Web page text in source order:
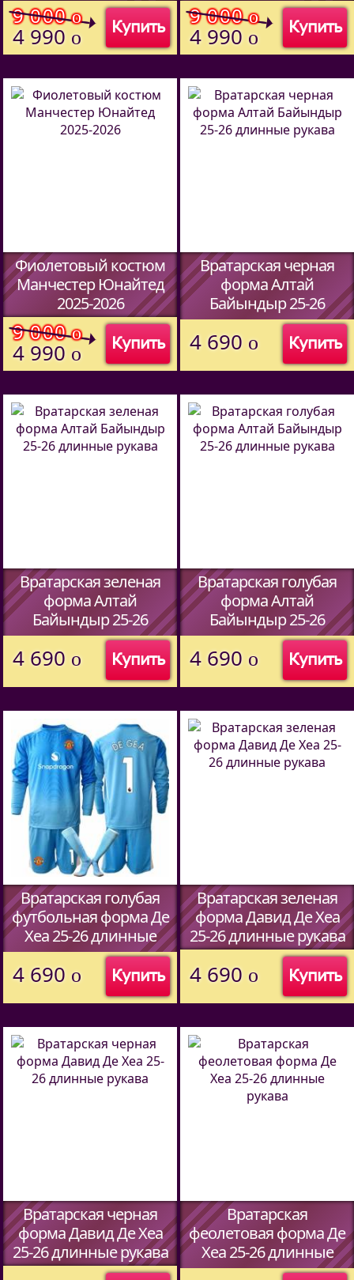
(Код:692773521 )
Купить
9 000o
4 990 o
(Код:692773521 )
Купить
9 000o
4 990 o
Фиолетовый костюм
Манчестер Юнайтед
2025-2026
(Код:692773521 )
Купить
9 000o
4 990 o
Вратарская черная
форма Алтай
Байындыр 25-26
длинные рукава
(Код:44597338 Купить
4 690 o
Вратарская зеленая
форма Алтай
Байындыр 25-26
длинные рукава
(Код:44597338 Купить
4 690 o
Вратарская голубая
форма Алтай
Байындыр 25-26
длинные рукава
(Код:44597338 Купить
4 690 o
Вратарская голубая
футбольная форма Де
Хеа 25-26 длинные
рукава
(Код:44597338 Купить
4 690 o
Вратарская зеленая
форма Давид Де Хеа
25-26 длинные рукава
Купить
4 690 o
Вратарская черная
форма Давид Де Хеа
25-26 длинные рукава
Вратарская
феолетовая форма Де
Хеа 25-26 длинные
рукава